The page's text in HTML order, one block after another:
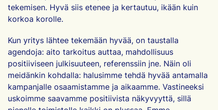
tekemisen. Hyvä siis etenee ja kertautuu, ikään kuin
korkoa korolle.
Kun yritys lähtee tekemään hyvää, on taustalla
agendoja: aito tarkoitus auttaa, mahdollisuus
positiiviseen julkisuuteen, referenssiin jne. Näin oli
meidänkin kohdalla: halusimme tehdä hyvää antamalla
kampanjalle osaamistamme ja aikaamme. Vastineeksi
uskoimme saavamme positiivista näkyvyyttä, sillä